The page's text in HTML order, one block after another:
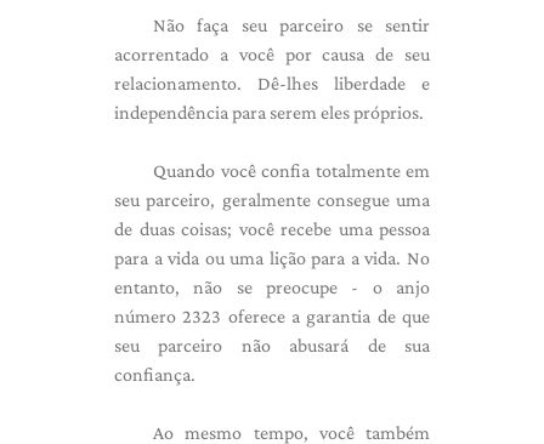
Não faça seu parceiro se sentir
acorrentado a você por causa de seu
relacionamento. Dê-lhes liberdade e
independência para serem eles próprios.
Quando você confia totalmente em
seu parceiro, geralmente consegue uma
de duas coisas; você recebe uma pessoa
para a vida ou uma lição para a vida. No
entanto, não se preocupe - o anjo
número 2323 oferece a garantia de que
seu parceiro não abusará de sua
confiança.
Ao mesmo tempo, você também